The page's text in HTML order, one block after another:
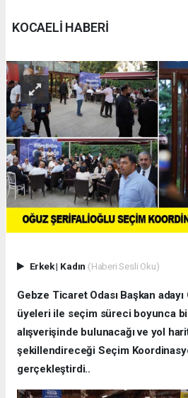
KOCAELİ HABERİ
Erkek| Kadın (Haberi Sesli Oku)
Gebze Ticaret Odası Başkan
üyeleri ile seçim süreci boyunca
alışverişinde bulunacağı ve yol
şekillendireceği Seçim
gerçekleştirdi..